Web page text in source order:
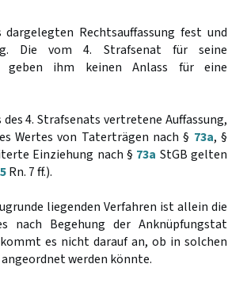
Rechtsauffassung fest und
Die vom 4. Strafsenat für seine
geben ihm keinen Anlass für eine
4. Strafsenats vertretene Auffassung,
Wertes von Taterträgen nach § 73a, §
Einziehung nach § 73a StGB gelten
Rn. 7 ff.).
liegenden Verfahren ist allein die
nach Begehung der Anknüpfungstat
es nicht darauf an, ob in solchen
werden könnte.